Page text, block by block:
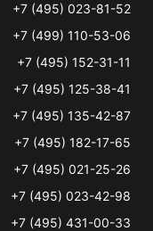
+7 (495) 023-81-52
+7 (499) 110-53-06
+7 (495) 152-31-11
+7 (495) 125-38-41
+7 (495) 135-42-87
+7 (495) 182-17-65
+7 (495) 021-25-26
+7 (495) 023-42-98
+7 (495) 431-00-33